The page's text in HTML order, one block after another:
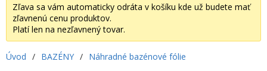
Zľava sa vám automaticky odráta v košíku kde už budete mať
zľavnenú cenu produktov.
Platí len na nezľavnený tovar.
Úvod / BAZÉNY / Náhradné bazénové fólie